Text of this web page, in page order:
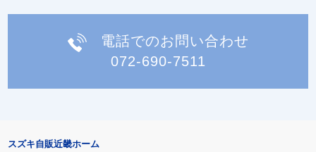
電話でのお問い合わせ
072-690-7511
スズキ自販近畿ホーム